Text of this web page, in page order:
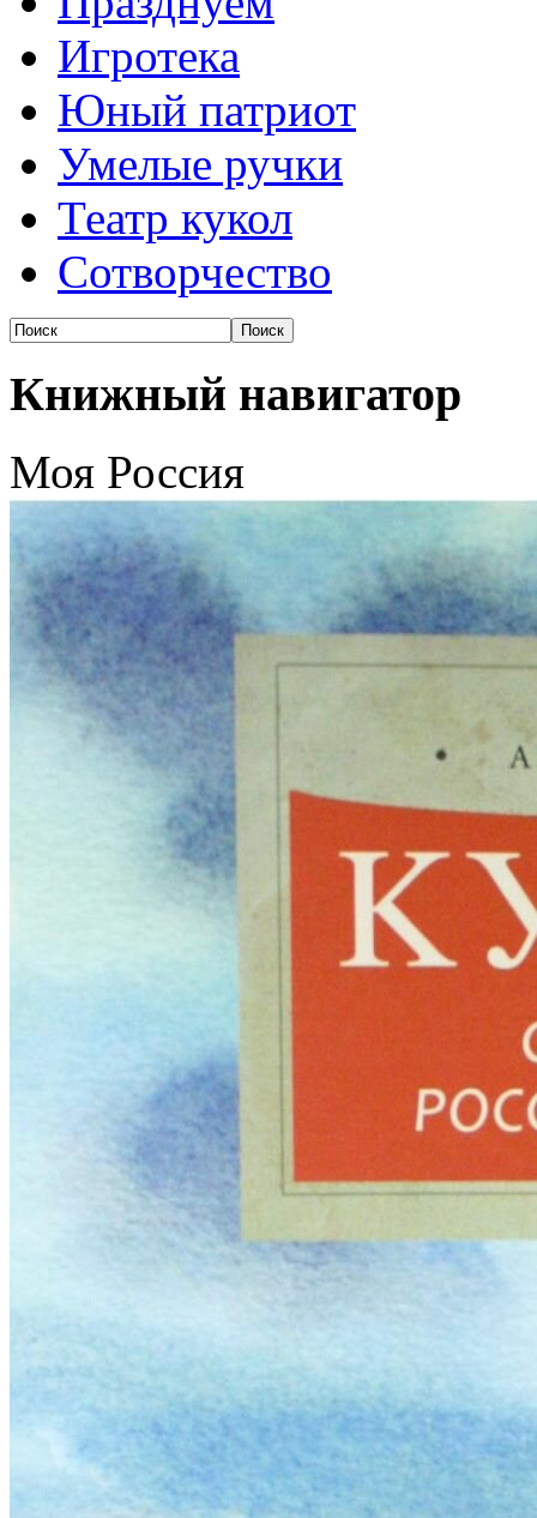
Игротека
Юный патриот
Умелые ручки
Театр кукол
Сотворчество
Книжный навигатор
Моя Россия